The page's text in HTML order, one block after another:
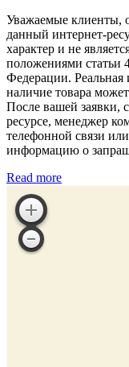
Уважаемые клиенты,
данный интернет-
характер и не
положениями статьи
Федерации. Реальная
наличие товара
После вашей заявки,
ресурсе, менеджер
телефонной связи
информацию о
Read more